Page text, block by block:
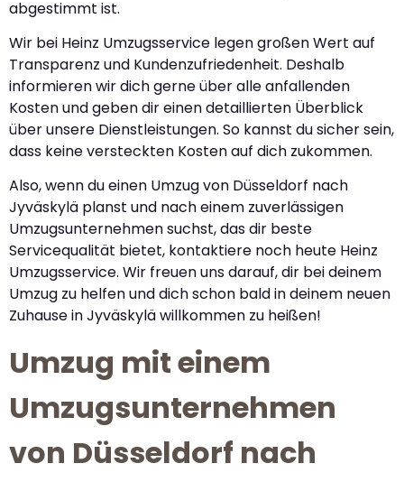
abgestimmt ist.
Wir bei Heinz Umzugsservice legen großen Wert auf
Transparenz und Kundenzufriedenheit. Deshalb
informieren wir dich gerne über alle anfallenden
Kosten und geben dir einen detaillierten Überblick
über unsere Dienstleistungen. So kannst du sicher sein,
dass keine versteckten Kosten auf dich zukommen.
Also, wenn du einen Umzug von Düsseldorf nach
Jyväskylä planst und nach einem zuverlässigen
Umzugsunternehmen suchst, das dir beste
Servicequalität bietet, kontaktiere noch heute Heinz
Umzugsservice. Wir freuen uns darauf, dir bei deinem
Umzug zu helfen und dich schon bald in deinem neuen
Zuhause in Jyväskylä willkommen zu heißen!
Umzug mit einem
Umzugsunternehmen
von Düsseldorf nach